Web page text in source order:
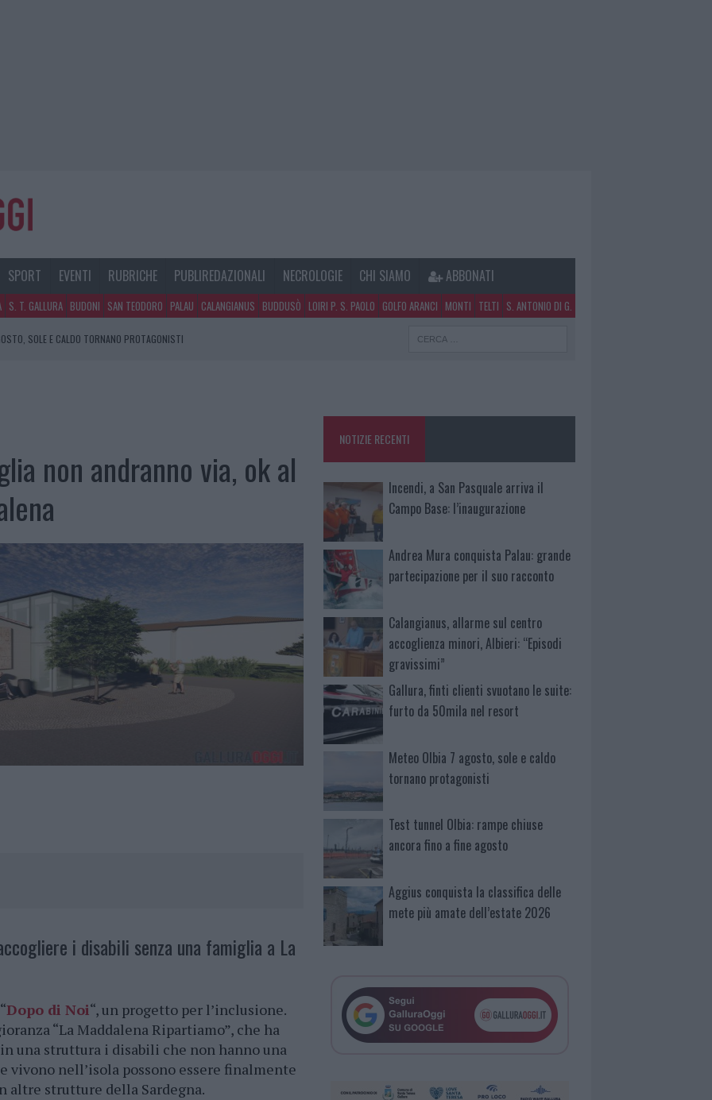
SPORT EVENTI RUBRICHE PUBLIREDAZIONALI NECROLOGIE CHI SIAMO ABBONATI
S. T. GALLURA BUDONI SAN TEODORO PALAU CALANGIANUS BUDDUSÒ LOIRI P. S. PAOLO GOLFO ARANCI MONTI TELTI S. ANTONIO DI G.
SOLE E CALDO TORNANO PROTAGONISTI
ACCOGLIENZA MINORI, ALBIERI: “EPISODI GRAVISSIMI”
non andranno via, ok al
i disabili senza una famiglia a La
Dopo di Noi“, un progetto per l’inclusione.
“La Maddalena Ripartiamo”, che ha
una struttura i disabili che non hanno una
vivono nell’isola possono essere finalmente
altre strutture della Sardegna.
NOTIZIE RECENTI
Incendi, a San Pasquale arriva il
Campo Base: l’inaugurazione
Andrea Mura conquista Palau: grande
partecipazione per il suo racconto
Calangianus, allarme sul centro
accoglienza minori, Albieri: “Episodi
gravissimi”
Gallura, finti clienti svuotano le suite:
furto da 50mila nel resort
Meteo Olbia 7 agosto, sole e caldo
tornano protagonisti
Test tunnel Olbia: rampe chiuse
ancora fino a fine agosto
Aggius conquista la classifica delle
mete più amate dell’estate 2026